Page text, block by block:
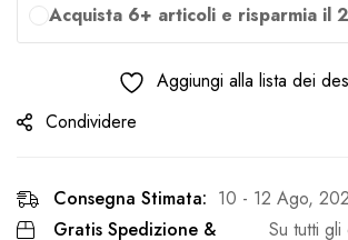
Acquista 6+ articoli e risparmia il
Aggiungi alla lista dei
Condividere
Consegna Stimata: 10 - 12 Ago,
Gratis Spedizione &
Su tutti